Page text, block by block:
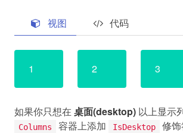
视图 代码
1 2 3
如果你只想在 桌面(desktop) 以上显示
Columns 容器上添加 IsDesktop 修